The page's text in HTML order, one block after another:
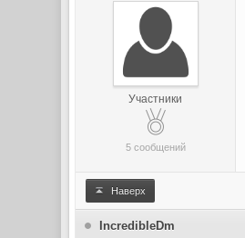
Участники
5 сообщений
Наверх
IncredibleDm